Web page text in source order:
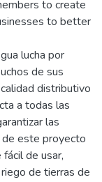
to create
to better
lucha por
de sus
distributivo
a todas las
las
de este proyecto
de usar,
de tierras de